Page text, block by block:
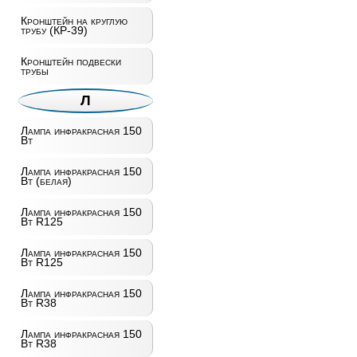
Кронштейн на круглую
трубу (КР-39)
Кронштейн подвески
трубы
Л
Лампа инфракрасная 150
Вт
Лампа инфракрасная 150
Вт (белая)
Лампа инфракрасная 150
Вт R125
Лампа инфракрасная 150
Вт R125
Лампа инфракрасная 150
Вт R38
Лампа инфракрасная 150
Вт R38